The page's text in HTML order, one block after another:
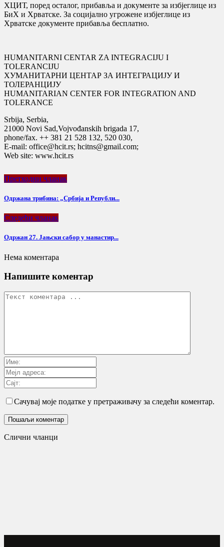
ХЦИТ, поред осталог, прибавља и документе за избјеглице из
БиХ и Хрватске. За социјално угрожене избјеглице из
Хрватске документе прибавља бесплатно.
HUMANITARNI CENTAR ZA INTEGRACIJU I
TOLERANCIJU
ХУМАНИТАРНИ ЦЕНТАР ЗА ИНТЕГРАЦИЈУ И
ТОЛЕРАНЦИЈУ
HUMANITARIAN CENTER FOR INTEGRATION AND
TOLERANCE
Srbija, Serbia,
21000 Novi Sad,Vojvođanskih brigada 17,
phone/fax. ++ 381 21 528 132, 520 030,
E-mail: office@hcit.rs; hcitns@gmail.com;
Web site: www.hcit.rs
Претходни чланак
Одржана трибина: „Србија и Републи...
Следећи чланак
Одржан 27. Јањски сабор у манастир...
Нема коментара
Напишите коментар
Сачувај моје податке у претраживачу за следећи коментар.
Слични чланци